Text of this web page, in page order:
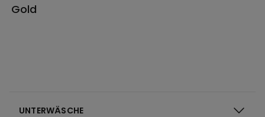
Gold
UNTERWÄSCHE